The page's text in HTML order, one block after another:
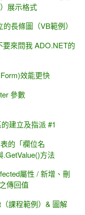
商城（線上教學）
書(fb) 與 Google+
言都有喔～（賀！
關範例)
軟msdn網站
MVC表單驗證實戰
引用WCF (如何呼叫
提供 ASP.NET 線上